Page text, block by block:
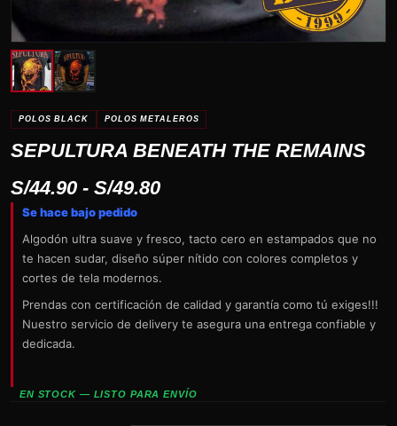
POLOS BLACK POLOS METALEROS
SEPULTURA BENEATH THE REMAINS
S/44.90 - S/49.80Rango
precios:
S/44.90
hasta
Se hace bajo pedido
Algodón ultra suave y fresco, tacto cero en estampados que no
te hacen sudar, diseño súper nítido con colores completos y
cortes de tela modernos.
Prendas con certificación de calidad y garantía como tú exiges!!!
Nuestro servicio de delivery te asegura una entrega confiable y
dedicada.
EN STOCK — LISTO PARA ENVÍO